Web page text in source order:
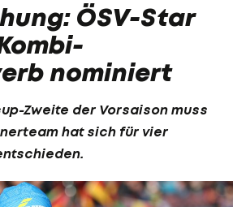
ÖSV-Star
nominiert
Zweite der Vorsaison muss
hat sich für vier